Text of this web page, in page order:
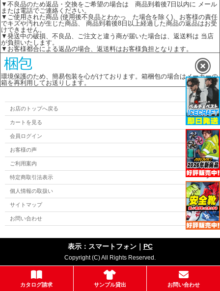
▼不良品のため返品・交換をご希望の場合は 商品到着後7日以内に メール
または電話でご連絡ください。
▼ご使用された商品 (使用後不良品とわかっ た場合を除く)、お客様の責任
でキズや汚れが生じた商品、 商品到着後8日以上経過した商品の返品はお受
けできません。
▼発送中の破損、不良品、ご注文と違う商が届いた場合は、返送料は 当店
が負担いたします。
▼お客様都合による返品の場合、返送料はお客様負担となります。
環境保護のため、簡易包装を心がけております。箱梱包の場合はメーカーの
箱を再利用してお送りします。
カタログ請求 サンプル貸出 お問い合わせ
お店のトップへ戻る
カートを見る
会員ログイン
お客様の声
ご利用案内
特定商取引法表示
個人情報の取扱い
サイトマップ
お問い合わせ
表示：スマートフォン｜ PC
Copyright (C) All Rights Reserved.